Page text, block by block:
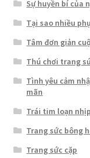
Sự huyền bí của
Tại sao nhiều
Tâm đơn giản
Thú chơi trang
Tình yêu cảm
mãn
Trái tim loạn
Trang sức bông
Trang sức cặp